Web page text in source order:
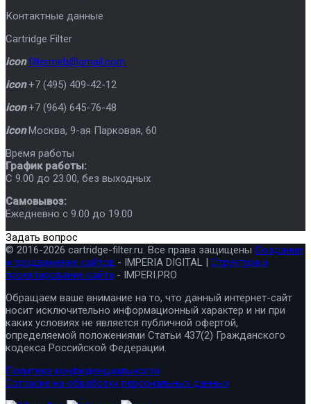
Контактные данные
Cartridge Filter
icon filtermeb@gmail.com
icon +7 (495) 409-42-12
icon +7 (964) 645-76-48
icon Москва, 9-ая Парковая, 60
Время работы
График работы:
C 9.00 до 23.00, без выходных
Самовывоз:
Ежедневно с 9.00 до 19.00
Задать вопрос
© 2016-2026 cartridge-filter.ru. Все права защищены Создание
и продвижение сайтов - IMPERIA DIGITAL | Структура и
проектирование сайта - IMPERI.PRO
Обращаем ваше внимание на то, что данный интернет-сайт
носит исключительно информационный характер и ни при
каких условиях не является публичной офертой,
определяемой положениями Статьи 437(2) Гражданского
кодекса Российской Федерации.
Политика конфиденциальности
Согласие на обработку персональных данных